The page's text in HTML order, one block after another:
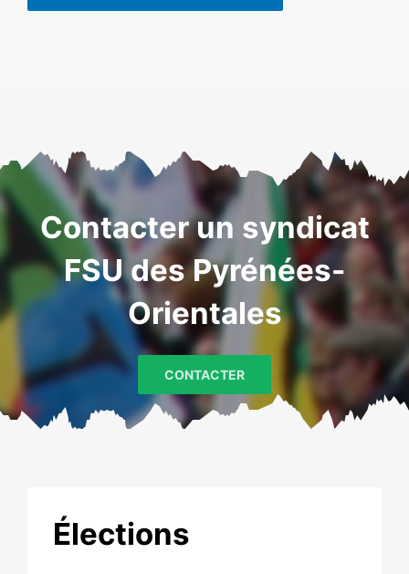
Contacter un syndicat
FSU des Pyrénées-
Orientales
CONTACTER
Élections